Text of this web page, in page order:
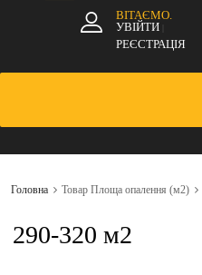
ВІТАЄМО.
УВІЙТИ
РЕЄСТРАЦІЯ
Головна Товар Площа опалення (м2)
290-320 м2